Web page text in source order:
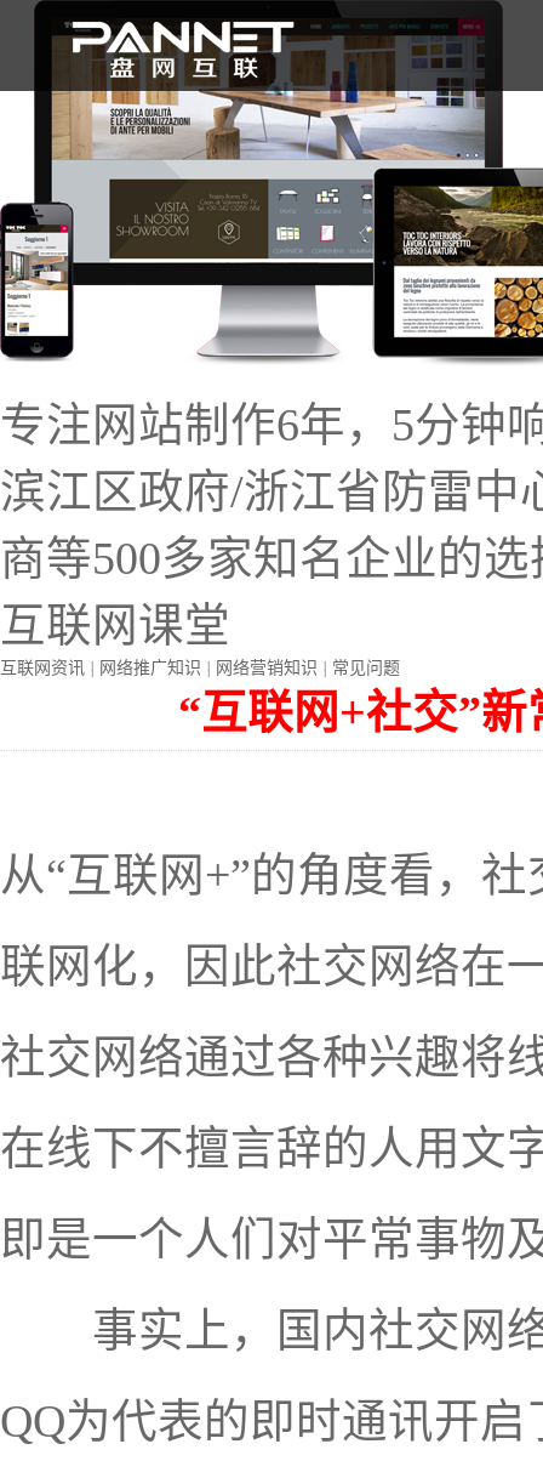
首 页
专注网站制作6年，5分钟
滨江区政府/浙江省防雷中
商等500多家知名企业的选
互联网课堂
互联网资讯 网络推广知识 网络营销知识 常见问题
“互联网+社交”
从“互联网+”的角度看，
联网化，因此社交网络在
社交网络通过各种兴趣将
在线下不擅言辞的人用文
即是一个人们对平常事物
事实上，国内社交网络
QQ为代表的即时通讯开